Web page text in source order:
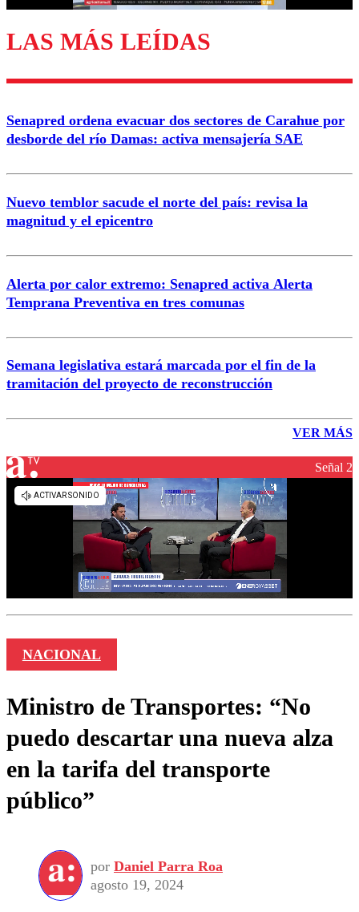
Enviar comentario
LAS MÁS LEÍDAS
Senapred ordena evacuar dos sectores de Carahue por
desborde del río Damas: activa mensajería SAE
Nuevo temblor sacude el norte del país: revisa la
magnitud y el epicentro
Alerta por calor extremo: Senapred activa Alerta
Temprana Preventiva en tres comunas
Semana legislativa estará marcada por el fin de la
tramitación del proyecto de reconstrucción
VER MÁS
Señal 2
NACIONAL
Ministro de Transportes: “No
puedo descartar una nueva alza
en la tarifa del transporte
público”
por Daniel Parra Roa
agosto 19, 2024